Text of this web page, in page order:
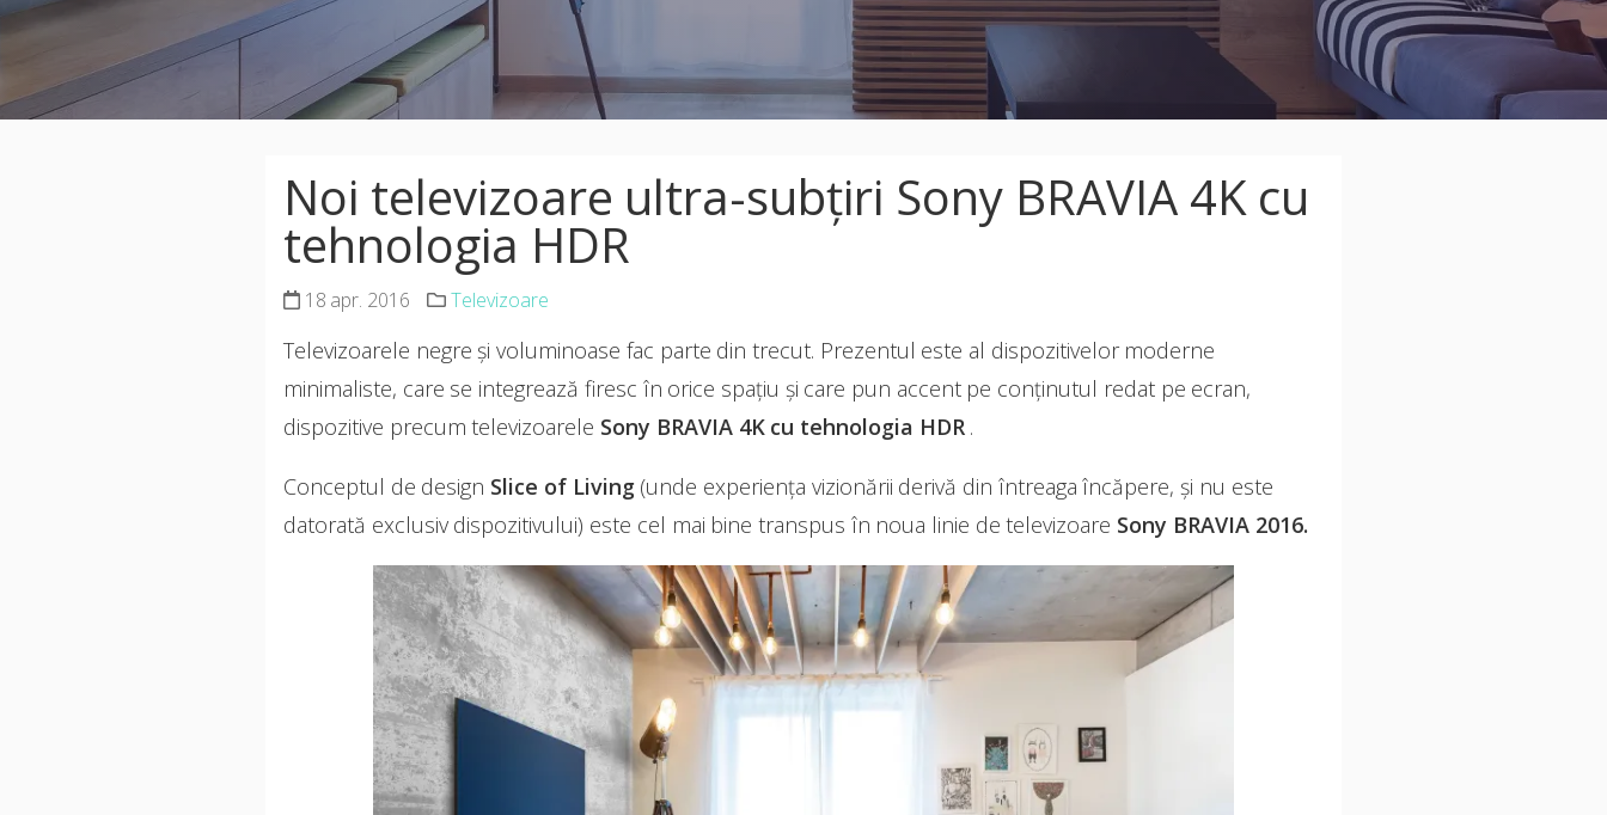
Noi televizoare ultra-subțiri Sony BRAVIA 4K cu
tehnologia HDR
18 apr. 2016 Televizoare
Televizoarele negre și voluminoase fac parte din trecut. Prezentul este al dispozitivelor moderne
minimaliste, care se integrează firesc în orice spațiu și care pun accent pe conținutul redat pe ecran,
dispozitive precum televizoarele Sony BRAVIA 4K cu tehnologia HDR.
Conceptul de design Slice of Living(unde experiența vizionării derivă din întreaga încăpere, și nu este
datorată exclusiv dispozitivului) este cel mai bine transpus în noua linie de televizoare Sony BRAVIA 2016.